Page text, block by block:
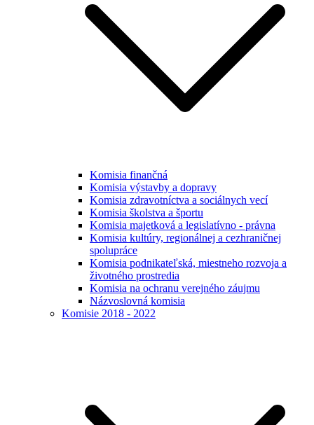
Komisia finančná
Komisia výstavby a dopravy
Komisia zdravotníctva a sociálnych vecí
Komisia školstva a športu
Komisia majetková a legislatívno - právna
Komisia kultúry, regionálnej a cezhraničnej
spolupráce
Komisia podnikateľská, miestneho rozvoja a
životného prostredia
Komisia na ochranu verejného záujmu
Názvoslovná komisia
Komisie 2018 - 2022